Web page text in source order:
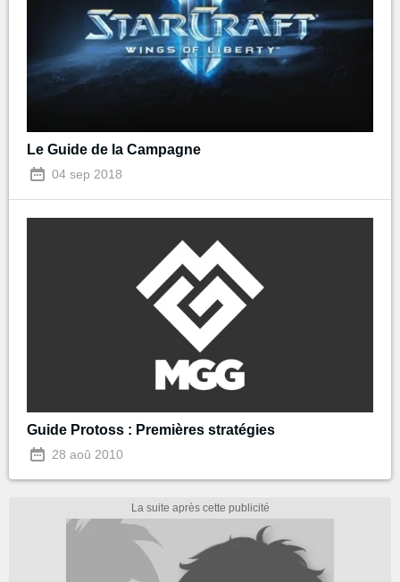
Le Guide de la Campagne
04 sep 2018
Guide Protoss : Premières stratégies
28 aoû 2010